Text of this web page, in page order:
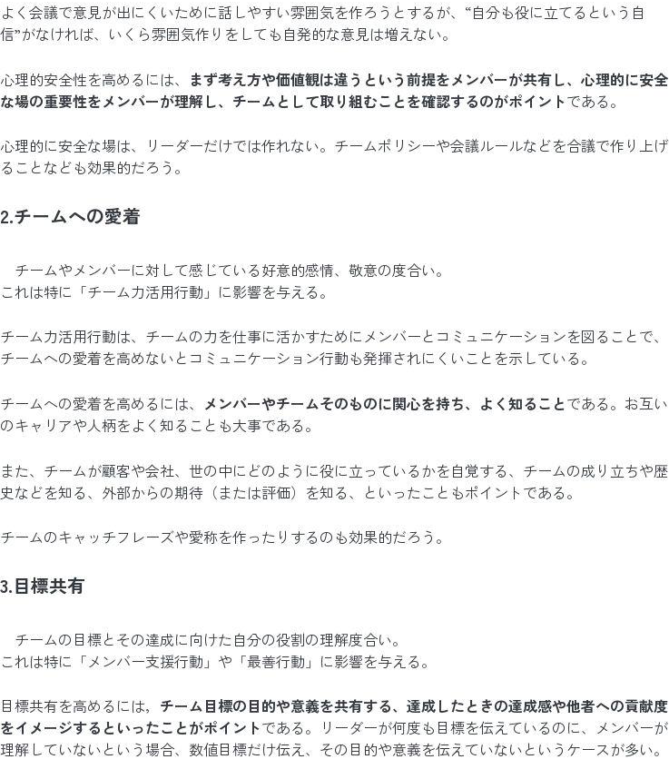
よく会議で意見が出にくいために話しやすい雰囲気を作ろうとするが、“自分も役に立てるという自
信”がなければ、いくら雰囲気作りをしても自発的な意見は増えない。
心理的安全性を高めるには、
まず考え方や価値観は違うという前提をメンバーが共有し、心理的に安全
な場の重要性をメンバーが理解し、チームとして取り組むことを確認するのがポイントである。
心理的に安全な場は、リーダーだけでは作れない。チームポリシーや会議ルールなどを合議で作り上げ
ることなども効果的だろう。
2.チームへの愛着
チームやメンバーに対して感じている好意的感情、敬意の度合い。
これは特に「チーム力活用行動」に影響を与える。
チーム力活用行動は、チームの力を仕事に活かすためにメンバーとコミュニケーションを図ることで、
チームへの愛着を高めないとコミュニケーション行動も発揮されにくいことを示している。
チームへの愛着を高めるには、 メンバーやチームそのものに関心を持ち、よく知ることである。お互い
のキャリアや人柄をよく知ることも大事である。
また、チームが顧客や会社、世の中にどのように役に立っているかを自覚する、チームの成り立ちや歴
史などを知る、外部からの期待（または評価）を知る、といったこともポイントである。
チームのキャッチフレーズや愛称を作ったりするのも効果的だろう。
3.目標共有
チームの目標とその達成に向けた自分の役割の理解度合い。
これは特に「メンバー支援行動」や「最善行動」に影響を与える。
目標共有を高めるには， チーム目標の目的や意義を共有する、達成したときの達成感や他者への貢献度
をイメージするといったことがポイントである。リーダーが何度も目標を伝えているのに、メンバーが
理解していないという場合、数値目標だけ伝え、その目的や意義を伝えていないというケースが多い。